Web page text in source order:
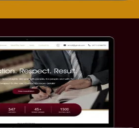
موقع الصرامي
التفاصيل